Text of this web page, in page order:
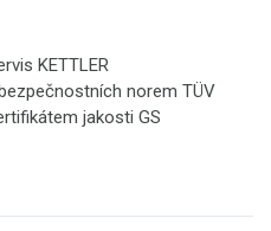
KETTLER
norem TÜV
jakosti GS